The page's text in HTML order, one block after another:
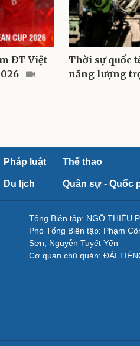
ĐT Việt
Thời sự quốc
năng lượng
Pháp luật Thể thao
Du lịch Quân sự - Quốc
Tổng Biên tập: NGÔ THIỆU
Phó Tổng Biên tập: Phạm
Sơn, Nguyễn Tuyết Yến
Cơ quan chủ quản: ĐÀI